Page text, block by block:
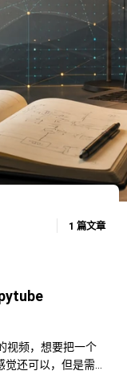
1 篇文章
视频，想要把一个
觉还可以，但是需